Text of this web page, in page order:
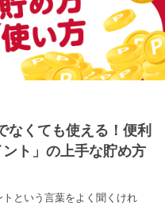
なくても使える！便利
ト」の上手な貯め方
トという言葉をよく聞くけれ